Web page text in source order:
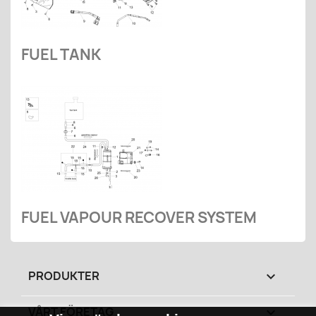
FUEL TANK
FUEL VAPOUR RECOVER SYSTEM
PRODUKTER 
VÅRT FÖRETAG 